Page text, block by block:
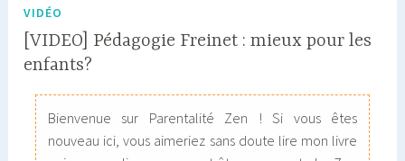
VIDÉO
[VIDEO] Pédagogie Freinet : mieux pour les
enfants?
Bienvenue sur Parentalité Zen ! Si vous êtes
nouveau ici, vous aimeriez sans doute lire mon livre